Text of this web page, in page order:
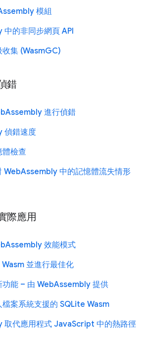
模組
的非同步網頁 API
集 (WasmGC)
錯
進行偵錯
偵錯速度
檢查
中的記憶體流失情形
際應用
效能模式
並進行最佳化
功能 – 由 WebAssembly 提供
案系統支援的 SQLite Wasm
取代應用程式 JavaScript 中的熱路徑